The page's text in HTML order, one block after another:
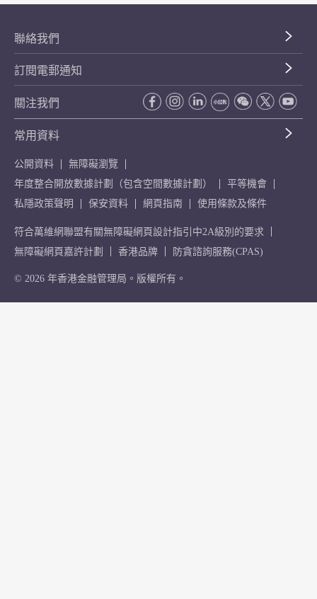
聯絡我們
訂閱電郵通知
關注我們
常用資料
公開資料
無障礙瀏覽
年度整合開放數據計劃（包含空間數據計劃）
平等機會
私隱政策聲明
保安資料 網頁指南 使用條款及條件
符合萬維網聯盟有關無障礙網頁設計指引中2A級別的要求
無障礙網頁嘉許計劃
香港品牌 防貪諮詢服務(CPAS)
© 2026 年香港金融管理局。版權所有。